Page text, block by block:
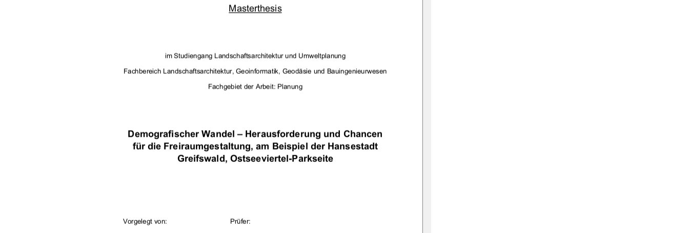
Masterthesis
im Studiengang Landschaftsarchitektur und Umweltplanung
Fachbereich Landschaftsarchitektur, Geoinformatik, Geodäsie und Bauingenieurwesen
Fachgebiet der Arbeit: Planung
Demografischer Wandel – Herausforderung und Chancen
für die Freiraumgestaltung, am Beispiel der Hansestadt
Greifswald, Ostseeviertel-Parkseite
Vorgelegt von:
          Prüfer: